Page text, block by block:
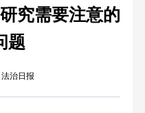
究需要注意的
题
法治日报